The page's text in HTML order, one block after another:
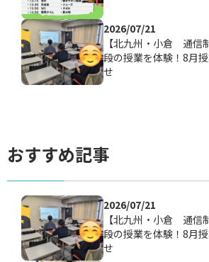
2026/07/21
【北九州・小倉 通信
段の授業を体験！8月
せ
おすすめ記事
2026/07/21
【北九州・小倉 通信
段の授業を体験！8月
せ